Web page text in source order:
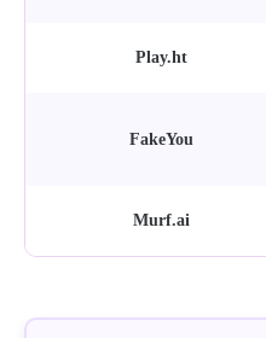
Play.ht
FakeYou
Murf.ai